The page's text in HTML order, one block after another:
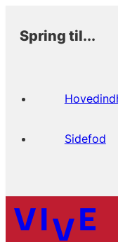
Spring til...
Sidefod